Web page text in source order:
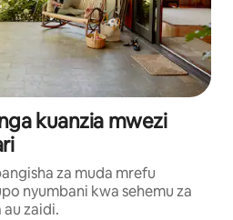
kuanzia mwezi
za muda mrefu
nyumbani kwa sehemu za
zaidi.